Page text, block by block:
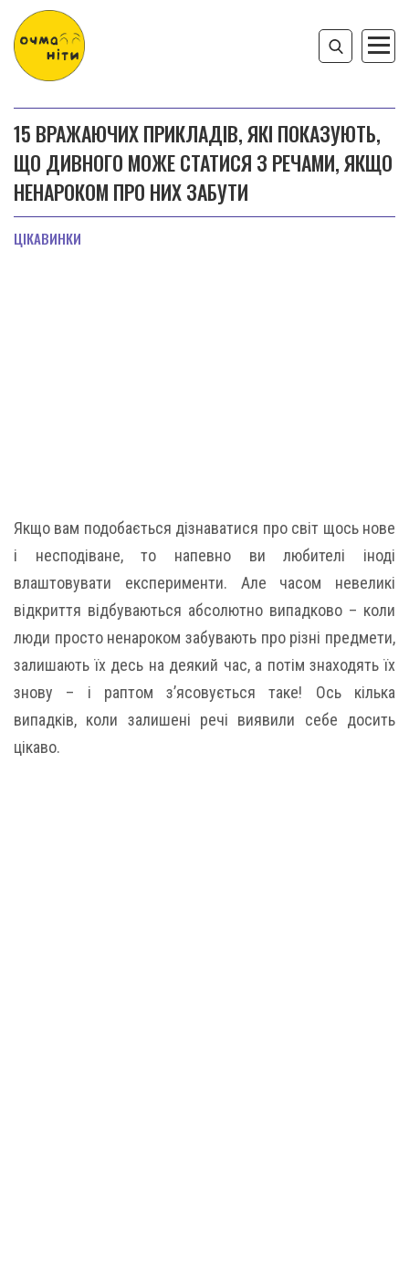
15 ВРАЖАЮЧИХ ПРИКЛАДІВ, ЯКІ ПОКАЗУЮТЬ,
ЩО ДИВНОГО МОЖЕ СТАТИСЯ З РЕЧАМИ, ЯКЩО
НЕНАРОКОМ ПРО НИХ ЗАБУТИ
ЦІКАВИНКИ
Якщо вам подобається дізнаватися про світ щось нове
і несподіване, то напевно ви любителі іноді
влаштовувати експерименти. Але часом невеликі
відкриття відбуваються абсолютно випадково – коли
люди просто ненароком забувають про різні предмети,
залишають їх десь на деякий час, а потім знаходять їх
знову – і раптом з’ясовується таке! Ось кілька
випадків, коли залишені речі виявили себе досить
цікаво.